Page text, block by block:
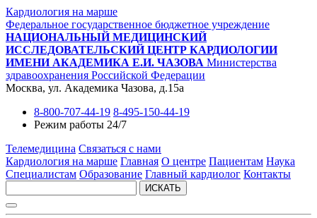
Кардиология на марше
Федеральное государственное бюджетное учреждение
НАЦИОНАЛЬНЫЙ МЕДИЦИНСКИЙ
ИССЛЕДОВАТЕЛЬСКИЙ ЦЕНТР КАРДИОЛОГИИ
ИМЕНИ АКАДЕМИКА Е.И. ЧАЗОВА Министерства
здравоохранения Российской Федерации
Москва, ул. Академика Чазова, д.15а
8-800-707-44-19 8-495-150-44-19
Режим работы 24/7
Телемедицина Связаться с нами
Кардиология на марше Главная О центре Пациентам Наука
Специалистам Образование Главный кардиолог Контакты
ИСКАТЬ